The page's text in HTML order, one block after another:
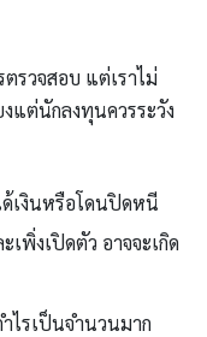
รวจสอบ แต่เราไม่
แต่นักลงทุนควรระวัง
เงินหรือโดนปิดหนี
พิ่งเปิดตัว อาจจะเกิด
ไรเป็นจำนวนมาก